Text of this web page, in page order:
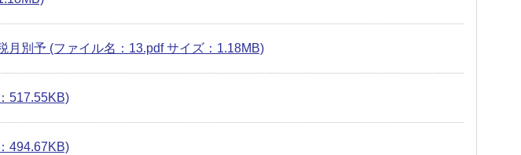
月別予 (ファイル名：13.pdf サイズ：1.18MB)
517.55KB)
494.67KB)